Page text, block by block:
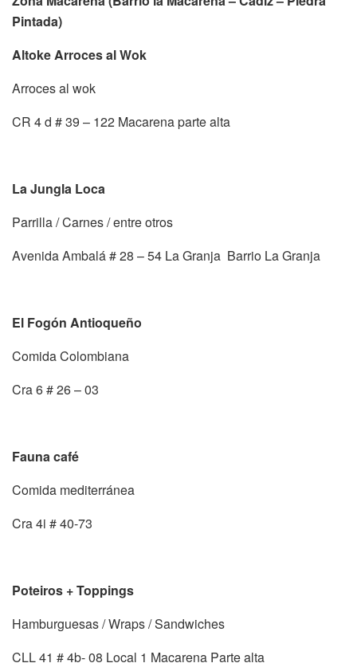
Pintada)
Altoke Arroces al Wok
Arroces al wok
CR 4 d # 39 – 122 Macarena parte alta
La Jungla Loca
Parrilla / Carnes / entre otros
Avenida Ambalá # 28 – 54 La Granja Barrio La Granja
El Fogón Antioqueño
Comida Colombiana
Cra 6 # 26 – 03
Fauna café
Comida mediterránea
Cra 4i # 40-73
Poteiros + Toppings
Hamburguesas / Wraps / Sandwiches
CLL 41 # 4b- 08 Local 1 Macarena Parte alta